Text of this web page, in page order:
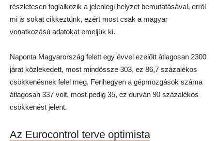
részletesen foglalkozik a jelenlegi helyzet bemutatásával, erről
mi is sokat cikkeztünk, ezért most csak a magyar
vonatkozású adatokat emeljük ki.
Naponta Magyarország felett egy évvel ezelőtt átlagosan 2300
járat közlekedett, most mindössze 303, ez 86,7 százalékos
csökkenésnek felel meg, Ferihegyen a gépmozgások száma
átlagosan 337 volt, most pedig 35, ez durván 90 százalékos
csökkenést jelent.
Az Eurocontrol terve optimista